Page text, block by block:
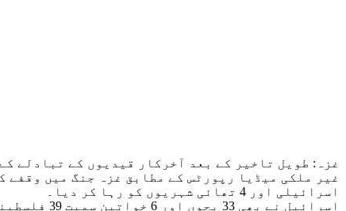
غزہ: طویل تاخیر کے بعد آخرکار قیدیوں کے تبادلے کے دوسرے روز حماس نے 17، جب کہ
اسرائیلی اور 4 تھائی شہریوں کو رہا کر دیا۔
اسرائیل